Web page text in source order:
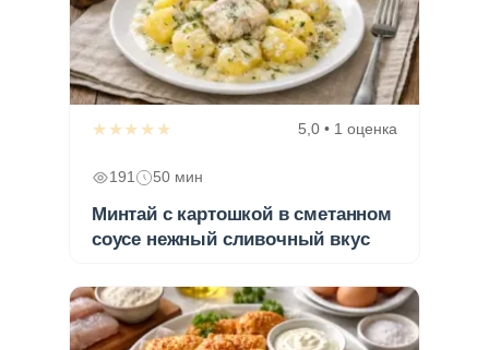
★★★★★ 5,0 • 1 оценка
191 50 мин
Минтай с картошкой в сметанном
соусе нежный сливочный вкус